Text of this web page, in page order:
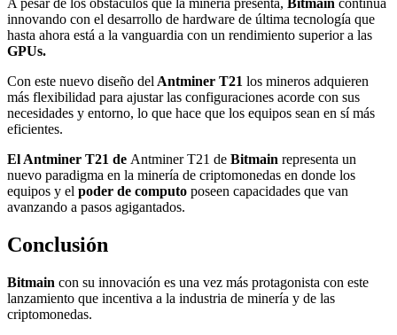
innovando con el desarrollo de hardware de última tecnología que
hasta ahora está a la vanguardia con un rendimiento superior a las
GPUs.
Con este nuevo diseño del Antminer T21 los mineros adquieren
más flexibilidad para ajustar las configuraciones acorde con sus
necesidades y entorno, lo que hace que los equipos sean en sí más
eficientes.
El Antminer T21 de Antminer T21 de Bitmain representa un
nuevo paradigma en la minería de criptomonedas en donde los
equipos y el poder de computo poseen capacidades que van
avanzando a pasos agigantados.
Conclusión
Bitmain con su innovación es una vez más protagonista con este
lanzamiento que incentiva a la industria de minería y de las
criptomonedas.